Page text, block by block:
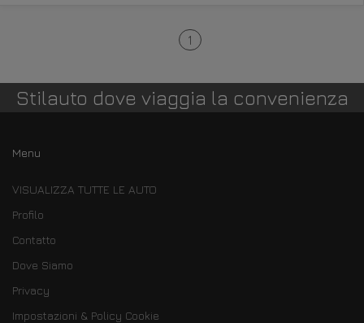
1
Stilauto dove viaggia la convenienza
Menu
VISUALIZZA TUTTE LE AUTO
Profilo
Contatto
Dove Siamo
Privacy
Impostazioni & Policy Cookie